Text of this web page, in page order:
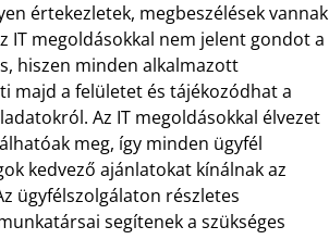
értekezletek, megbeszélések vannak
IT megoldásokkal nem jelent gondot a
hiszen minden alkalmazott
majd a felületet és tájékozódhat a
Az IT megoldásokkal élvezet
meg, így minden ügyfél
kedvező ajánlatokat kínálnak az
ügyfélszolgálaton részletes
segítenek a szükséges